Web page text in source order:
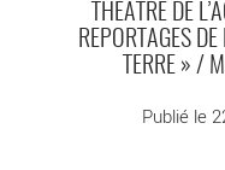
THÉÂTRE DE
REPORTAGES
TERRE » /
Publié le